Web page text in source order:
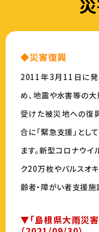
◆災害復興
2011年3月11日に発
め、地震や水害等の
受けた被災地への復
合に「緊急支援」とし
ます。新型コロナウ
ク20万枚やパルスオ
齢者・障がい者支援施
▼「島根県大雨災